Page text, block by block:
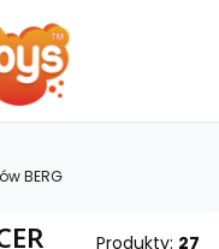
BERG
Produkty: 27